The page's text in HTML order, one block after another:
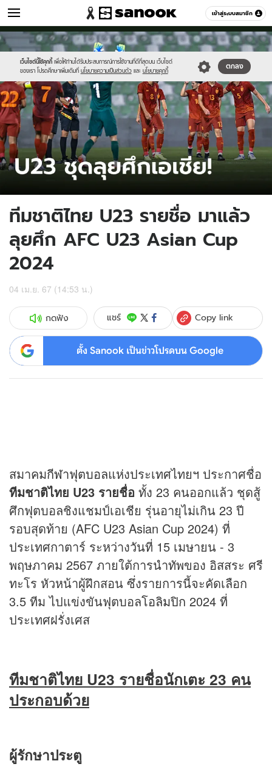
เข้าสู่ระบบสมาชิก
กีฬา หมวดอื่นๆ
เว็บไซต์นี้ใช้คุกกี้ เพื่อให้ท่านได้รับประสบการณ์การใช้งานที่ดีที่สุดบน เว็บไซต์
ของเรา โปรดศึกษาเพิ่มเติมที่ นโยบายความเป็นส่วนตัว และ นโยบายคุกกี้
ตกลง
Sanook
//s.isanook.com/sr/0/images/logo-
new-
sanook.png
//s.isanook.com/sp/0/ud/304/1523090/cx(1).jpg
ทีมชาติไทย U23 รายชื่อ มาแล้ว
ลุยศึก AFC U23 Asian Cup
2024
04 เม.ย. 67 (14:53 น.)
กดฟัง แชร์ Copy link
ตั้ง Sanook เป็นข่าวโปรดบน Google
สมาคมกีฬาฟุตบอลแห่งประเทศไทยฯ ประกาศชื่อ
ทีมชาติไทย U23 รายชื่อ ทั้ง 23 คนออกแล้ว ชุดสู้
ศึกฟุตบอลชิงแชมป์เอเชีย รุ่นอายุไม่เกิน 23 ปี
รอบสุดท้าย (AFC U23 Asian Cup 2024) ที่
ประเทศกาตาร์ ระหว่างวันที่ 15 เมษายน - 3
พฤษภาคม 2567 ภายใต้การนำทัพของ อิสสระ ศรี
ทะโร หัวหน้าผู้ฝึกสอน ซึ่งรายการนี้จะคัดเลือก
3.5 ทีม ไปแข่งขันฟุตบอลโอลิมปิก 2024 ที่
ประเทศฝรั่งเศส
ทีมชาติไทย U23 รายชื่อนักเตะ 23 คน
ประกอบด้วย
ผู้รักษาประตู